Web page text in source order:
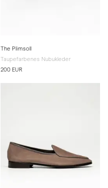
The Plimsoll
Taupefarbenes Nubukleder
200 EUR